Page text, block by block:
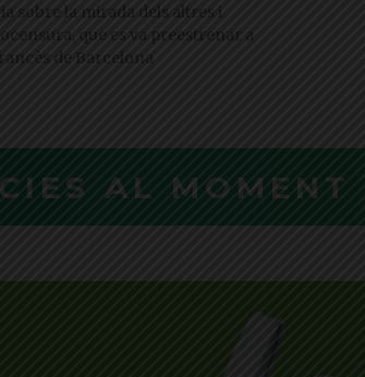
sobre la mirada dels altres i
que es va preestrenar a
de Barcelona
AL